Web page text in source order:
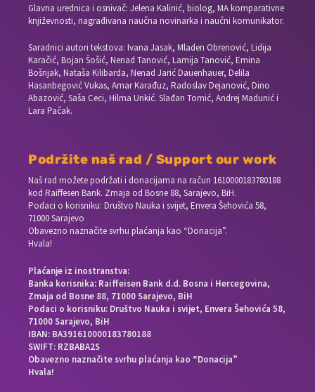
Glavna urednica i osnivač: Jelena Kalinić, biolog, MA komparativne
književnosti, nagrađivana naučna novinarka i naučni komunikator.
Saradnici autori tekstova: Ivana Jasak, Mladen Obrenović, Lidija
Karačić, Bojan Šošić, Nenad Tanović, Lamija Tanović, Emina
Bošnjak, Nataša Kilibarda, Nenad Jarić Dauenhauer, Delila
Hasanbegović Vukas, Amar Karađuz, Radoslav Dejanović, Dino
Abazović, Saša Ceci, Hilma Unkić. Slađan Tomić, Andrej Madunić i
Lara Pačak.
Podržite naš rad / Support our work
Naš rad možete podržati i donacijama na račun 1610000183780188
kod Raiffesen Bank. Zmaja od Bosne 88, Sarajevo, BiH.
Podaci o korisniku: Društvo Nauka i svijet, Envera Šehovića 58,
71000 Sarajevo
Obavezno naznačite svrhu plaćanja kao “Donacija”.
Hvala!
Plaćanje iz inostranstva:
Banka korisnika: Raiffeisen Bank d.d. Bosna i Hercegovina,
Zmaja od Bosne 88, 71000 Sarajevo, BiH
Podaci o korisniku: Društvo Nauka i svijet, Envera Šehovića 58,
71000 Sarajevo, BiH
IBAN: BA391610000183780188
SWIFT: RZBABA2S
Obavezno naznačite svrhu plaćanja kao “Donacija”
Hvala!